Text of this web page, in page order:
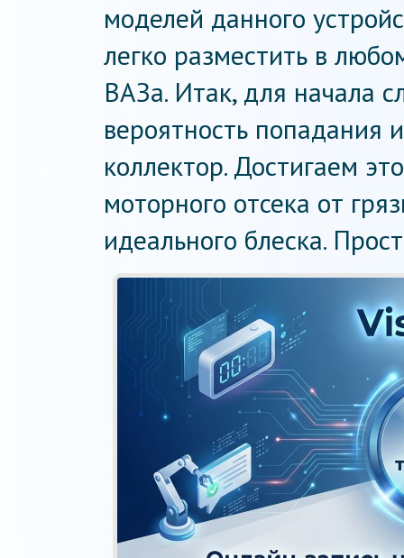
моделей данного
легко разместить в
ВАЗа. Итак, для начала
вероятность попадания
коллектор. Достигаем
моторного отсека от
идеального блеска.